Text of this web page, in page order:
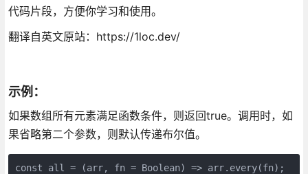
代码片段，方便你学习和使用。
翻译自英文原站：https://1loc.dev/
示例：
如果数组所有元素满足函数条件，则返回true。调用时，如
果省略第二个参数，则默认传递布尔值。
const all = (arr, fn = Boolean) => arr.every(fn);